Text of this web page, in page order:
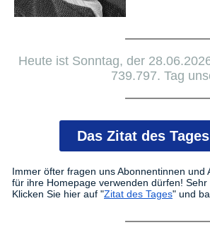
Heute ist Sonntag, der
739.797. Tag
Das Zitat des
Immer öfter fragen uns Abonnentinnen
für ihre Homepage verwenden dürfen!
Klicken Sie hier auf "Zitat des Tages" und